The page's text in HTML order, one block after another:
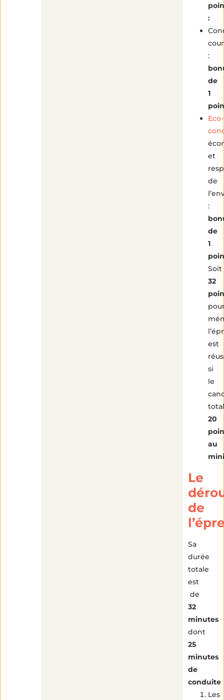
:
:
de
1
Eco-
et
de
:
de
1
Soit
32
est
si
le
20
au
Le
de
Sa
durée
totale
est
de
32
minutes
dont
25
minutes
de
conduite
Les